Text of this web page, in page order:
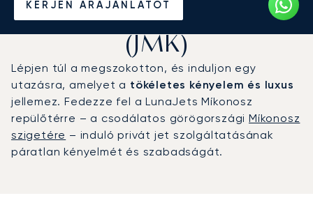
KÉRJEN ÁRAJÁNLATOT
Míkonosz repülőtérre
(JMK)
Lépjen túl a megszokotton, és induljon egy
utazásra, amelyet a tökéletes kényelem és luxus
jellemez. Fedezze fel a LunaJets Míkonosz
repülőtérre – a csodálatos görögországi Míkonosz
szigetére – induló privát jet szolgáltatásának
páratlan kényelmét és szabadságát.